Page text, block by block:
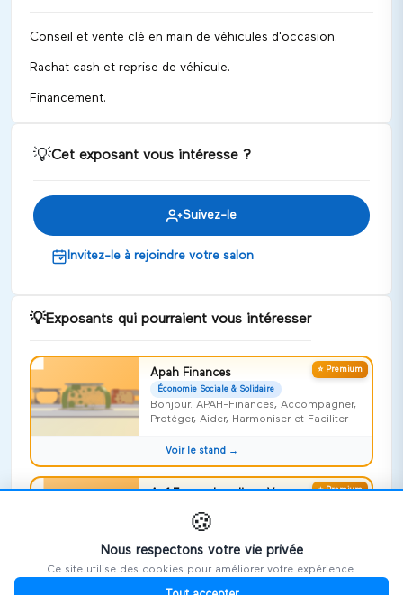
Discuter
Conseil et vente clé en main de véhicules d'occasion.
Rachat cash et reprise de véhicule.
Financement.
💡Cet exposant vous intéresse ?
Suivez-le
Invitez-le à rejoindre votre salon
💡Exposants qui pourraient vous intéresser
⭐ Premium
Apah Finances
Économie Sociale & Solidaire
Bonjour. APAH-Finances, Accompagner,
Protéger, Aider, Harmoniser et Faciliter
Voir le stand →
⭐ Premium
Apf France handicap Vosges
Risquer l'impossible !
Voir le stand →
🍪
Nous respectons votre vie privée
Ce site utilise des cookies pour améliorer votre expérience.